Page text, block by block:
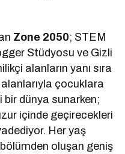
Zone 2050; STEM
Stüdyosu ve Gizli
alanların yanı sıra
çocuklara
bir dünya sunarken;
içinde geçirecekleri
Her yaş
oluşan geniş